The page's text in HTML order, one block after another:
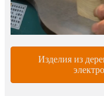
Изделия из